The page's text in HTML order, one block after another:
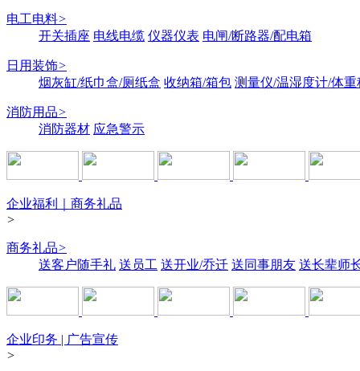
电工电料>
开关插座 电线电缆 仪器仪表 电闸/断路器/配电箱
日用装饰>
烟灰缸/纸巾盒/厕纸盒 收纳箱/箱包 测量仪/温湿度计/体重
消防用品>
消防器材 应急警示
企业福利｜商务礼品
>
商务礼品>
送客户随手礼 送员工 送开业/乔迁 送同事朋友 送长辈师
企业印务 | 广告宣传
>